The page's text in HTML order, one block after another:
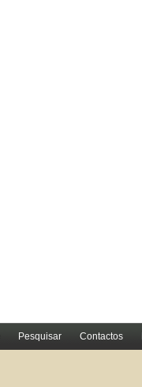
Pesquisar Contactos